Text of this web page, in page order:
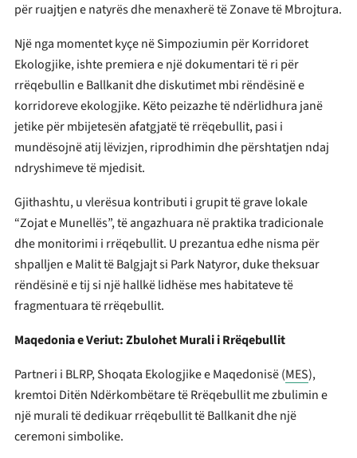
për ruajtjen e natyrës dhe menaxherë të Zonave të Mbrojtura.
Një nga momentet kyçe në Simpoziumin për Korridoret
Ekologjike, ishte premiera e një dokumentari të ri për
rrëqebullin e Ballkanit dhe diskutimet mbi rëndësinë e
korridoreve ekologjike. Këto peizazhe të ndërlidhura janë
jetike për mbijetesën afatgjatë të rrëqebullit, pasi i
mundësojnë atij lëvizjen, riprodhimin dhe përshtatjen ndaj
ndryshimeve të mjedisit.
Gjithashtu, u vlerësua kontributi i grupit të grave lokale
“Zojat e Munellës”, të angazhuara në praktika tradicionale
dhe monitorimi i rrëqebullit. U prezantua edhe nisma për
shpalljen e Malit të Balgjajt si Park Natyror, duke theksuar
rëndësinë e tij si një hallkë lidhëse mes habitateve të
fragmentuara të rrëqebullit.
Maqedonia e Veriut: Zbulohet Murali i Rrëqebullit
Partneri i BLRP, Shoqata Ekologjike e Maqedonisë (MES),
kremtoi Ditën Ndërkombëtare të Rrëqebullit me zbulimin e
një murali të dedikuar rrëqebullit të Ballkanit dhe një
ceremoni simbolike.